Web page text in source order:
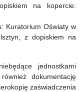
na kopercie:
Kuratorium Oświaty w
z dopiskiem na
jednostkami
dokumentację
zaświadczenia